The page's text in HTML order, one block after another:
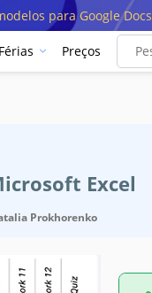
para Google
Férias Preços
Excel
Prokhorenko